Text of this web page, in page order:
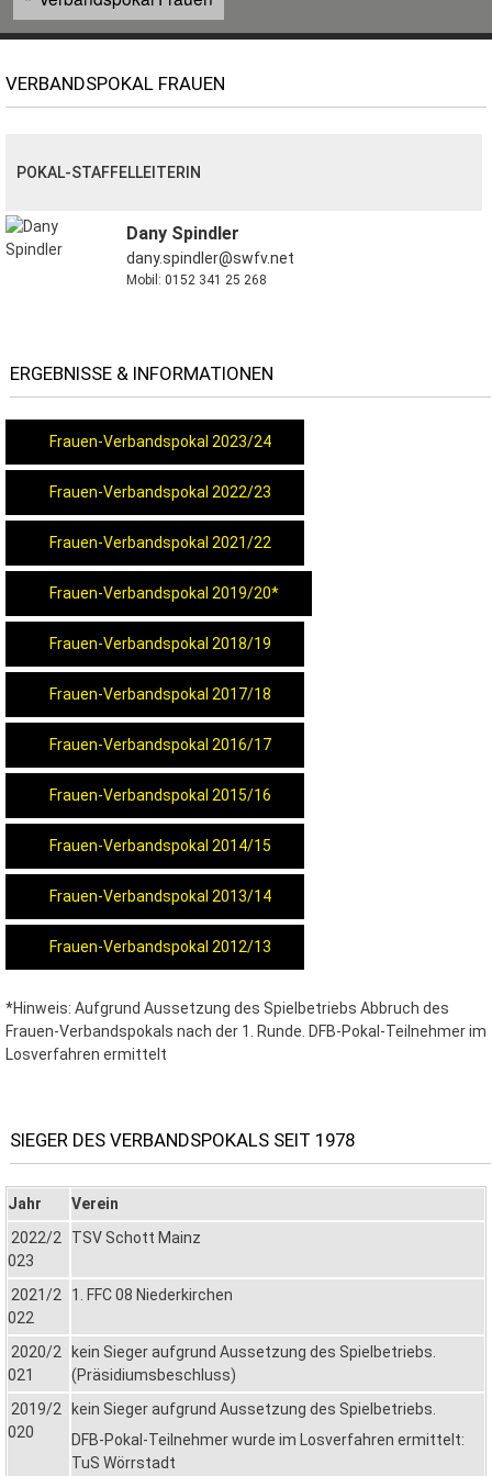
VERBANDSPOKAL FRAUEN
POKAL-STAFFELLEITERIN
Dany Spindler
dany.spindler@swfv.net
Mobil: 0152 341 25 268
ERGEBNISSE & INFORMATIONEN
Frauen-Verbandspokal 2023/24
Frauen-Verbandspokal 2022/23
Frauen-Verbandspokal 2021/22
Frauen-Verbandspokal 2019/20*
Frauen-Verbandspokal 2018/19
Frauen-Verbandspokal 2017/18
Frauen-Verbandspokal 2016/17
Frauen-Verbandspokal 2015/16
Frauen-Verbandspokal 2014/15
Frauen-Verbandspokal 2013/14
Frauen-Verbandspokal 2012/13
*Hinweis: Aufgrund Aussetzung des Spielbetriebs Abbruch des
Frauen-Verbandspokals nach der 1. Runde. DFB-Pokal-Teilnehmer im
Losverfahren ermittelt
SIEGER DES VERBANDSPOKALS SEIT 1978
Jahr
Verein
2022/2
023
TSV Schott Mainz
2021/2
022
1. FFC 08 Niederkirchen
2020/2
021
kein Sieger aufgrund Aussetzung des Spielbetriebs.
(Präsidiumsbeschluss)
2019/2
020
kein Sieger aufgrund Aussetzung des Spielbetriebs.
DFB-Pokal-Teilnehmer wurde im Losverfahren ermittelt:
TuS Wörrstadt